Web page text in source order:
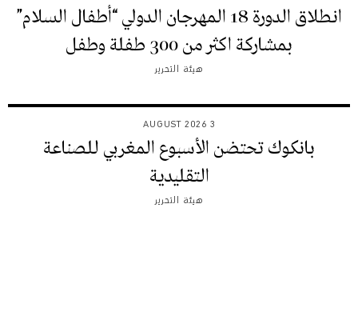
انطلاق الدورة 18 المهرجان الدولي “أطفال السلام”
بمشاركة اكثر من 300 طفلة وطفل
هيئة التحرير
3 AUGUST 2026
بانكوك تحتضن الأسبوع المغربي للصناعة
التقليدية
هيئة التحرير